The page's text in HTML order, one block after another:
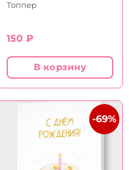
Топпер
150 ₽
В корзину
-69%